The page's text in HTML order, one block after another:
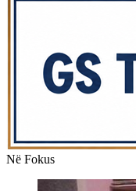
Në Fokus